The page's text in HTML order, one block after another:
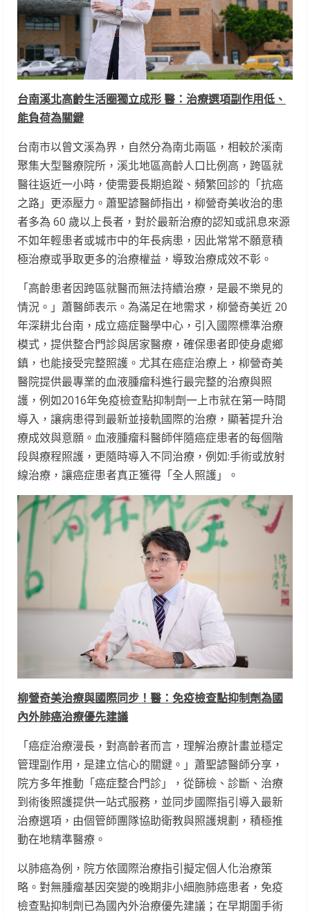
台南溪北高齡生活圈獨立成形醫：治療選項副作用低、
能負荷為關鍵
台南市以曾文溪為界，自然分為南北兩區，相較於溪南
聚集大型醫療院所，溪北地區高齡人口比例高，跨區就
醫往返近一小時，使需要長期追蹤、頻繁回診的「抗癌
之路」更添壓力。蕭聖諺醫師指出，柳營奇美收治的患
者多為 60 歲以上長者，對於最新治療的認知或訊息來源
不如年輕患者或城市中的年長病患，因此常常不願意積
極治療或爭取更多的治療權益，導致治療成效不彰。
「高齡患者因跨區就醫而無法持續治療，是最不樂見的
情況。」蕭醫師表示。為滿足在地需求，柳營奇美近 20
年深耕北台南，成立癌症醫學中心，引入國際標準治療
模式，提供整合門診與居家醫療，確保患者即使身處鄉
鎮，也能接受完整照護。尤其在癌症治療上，柳營奇美
醫院提供最專業的血液腫瘤科進行最完整的治療與照
護，例如2016年免疫檢查點抑制劑一上市就在第一時間
導入，讓病患得到最新並接軌國際的治療，顯著提升治
療成效與意願。血液腫瘤科醫師伴隨癌症患者的每個階
段與療程照護，更隨時導入不同治療，例如:手術或放射
線治療，讓癌症患者真正獲得「全人照護」。
柳營奇美治療與國際同步！醫：免疫檢查點抑制劑為國
內外肺癌治療優先建議
「癌症治療漫長，對高齡者而言，理解治療計畫並穩定
管理副作用，是建立信心的關鍵。」蕭聖諺醫師分享，
院方多年推動「癌症整合門診」，從篩檢、診斷、治療
到術後照護提供一站式服務，並同步國際指引導入最新
治療選項，由個管師團隊協助衛教與照護規劃，積極推
動在地精準醫療。
以肺癌為例，院方依國際治療指引擬定個人化治療策
略。對無腫瘤基因突變的晚期非小細胞肺癌患者，免疫
檢查點抑制劑已為國內外治療優先建議；在早期圍手術